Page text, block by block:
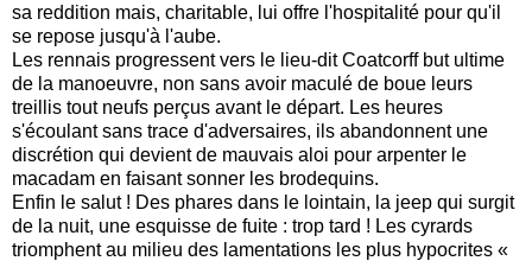
sa reddition mais, charitable, lui offre l'hospitalité pour qu'il
se repose jusqu'à l'aube.
Les rennais progressent vers le lieu-dit Coatcorff but ultime
de la manoeuvre, non sans avoir maculé de boue leurs
treillis tout neufs perçus avant le départ. Les heures
s'écoulant sans trace d'adversaires, ils abandonnent une
discrétion qui devient de mauvais aloi pour arpenter le
macadam en faisant sonner les brodequins.
Enfin le salut ! Des phares dans le lointain, la jeep qui surgit
de la nuit, une esquisse de fuite : trop tard ! Les cyrards
triomphent au milieu des lamentations les plus hypocrites «